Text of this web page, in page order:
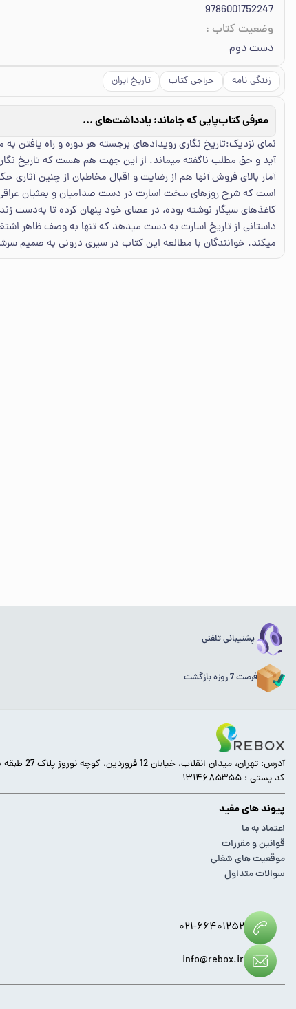
9786001752247
وضعیت کتاب :
دست دوم
زندگی نامه حراجی کتاب تاریخ ایران
معرفی کتاب پایی که جاماند: یادداشت‌های روزانه سید ناصر حسینی‌پور از زندان‌های مخفی عراق
نمای نزدیک:تاریخ‏ نگاری رویدادهای برجسته هر دوره و راه یافتن
آید و حقّ مطلب ناگفته می‏ماند. از این جهت هم هست که تاریخ‏
آمار بالای فروش آنها هم از رضایت و اقبال مخاطبان از چنین آثاری
کاغذهای سیگار نوشته بوده، در عصای خود پنهان کرده تا به‌دست
داستانی از تاریخ اسارت به دست می‏دهد که تنها به وصف ظاهر
می‏کند. خوانندگان با مطالعه این کتاب در سیری درونی به صمیم
پشتیبانی تلفنی
فرصت 7 روزه بازگشت
آدرس: تهران، میدان انقلاب، خیابان 12 فروردین، کوچه نوروز پلاک 27 طبقه سوم.
کد پستی : ۱۳۱۴۶۸۵۳۵۵
پیوند های مفید
اعتماد به ما
قوانین و مقررات
موقعیت های شغلی
سوالات متداول
۰۲۱-۶۶۴۰۱۲۵۲
info@rebox.ir